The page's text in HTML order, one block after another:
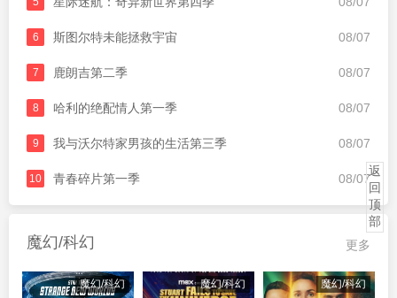
08/07
6 斯图尔特未能拯救宇宙
08/07
7 鹿朗吉第二季
08/07
8 哈利的绝配情人第一季
08/07
9 我与沃尔特家男孩的生活第三季
08/07
10 青春碎片第一季
更多
魔幻/科幻
魔幻/科幻 魔幻/科幻 魔幻/科幻
返
回
顶
部